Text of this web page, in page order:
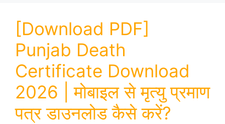
[Download PDF]
Punjab Death
Certificate Download
2026 | मोबाइल से मृत्यु प्रमाण
पत्र डाउनलोड कैसे करें?